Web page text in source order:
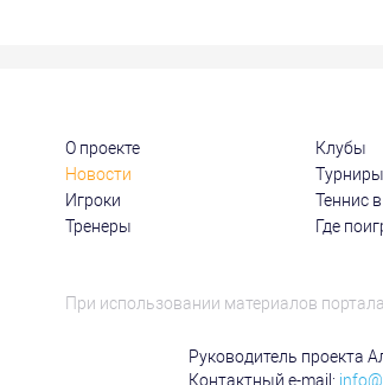
О проекте
Новости
Игроки
Тренеры
Клубы
Турниры
Теннис
Где
При использовании материалов
Руководитель проекта
Контактный e-mail: